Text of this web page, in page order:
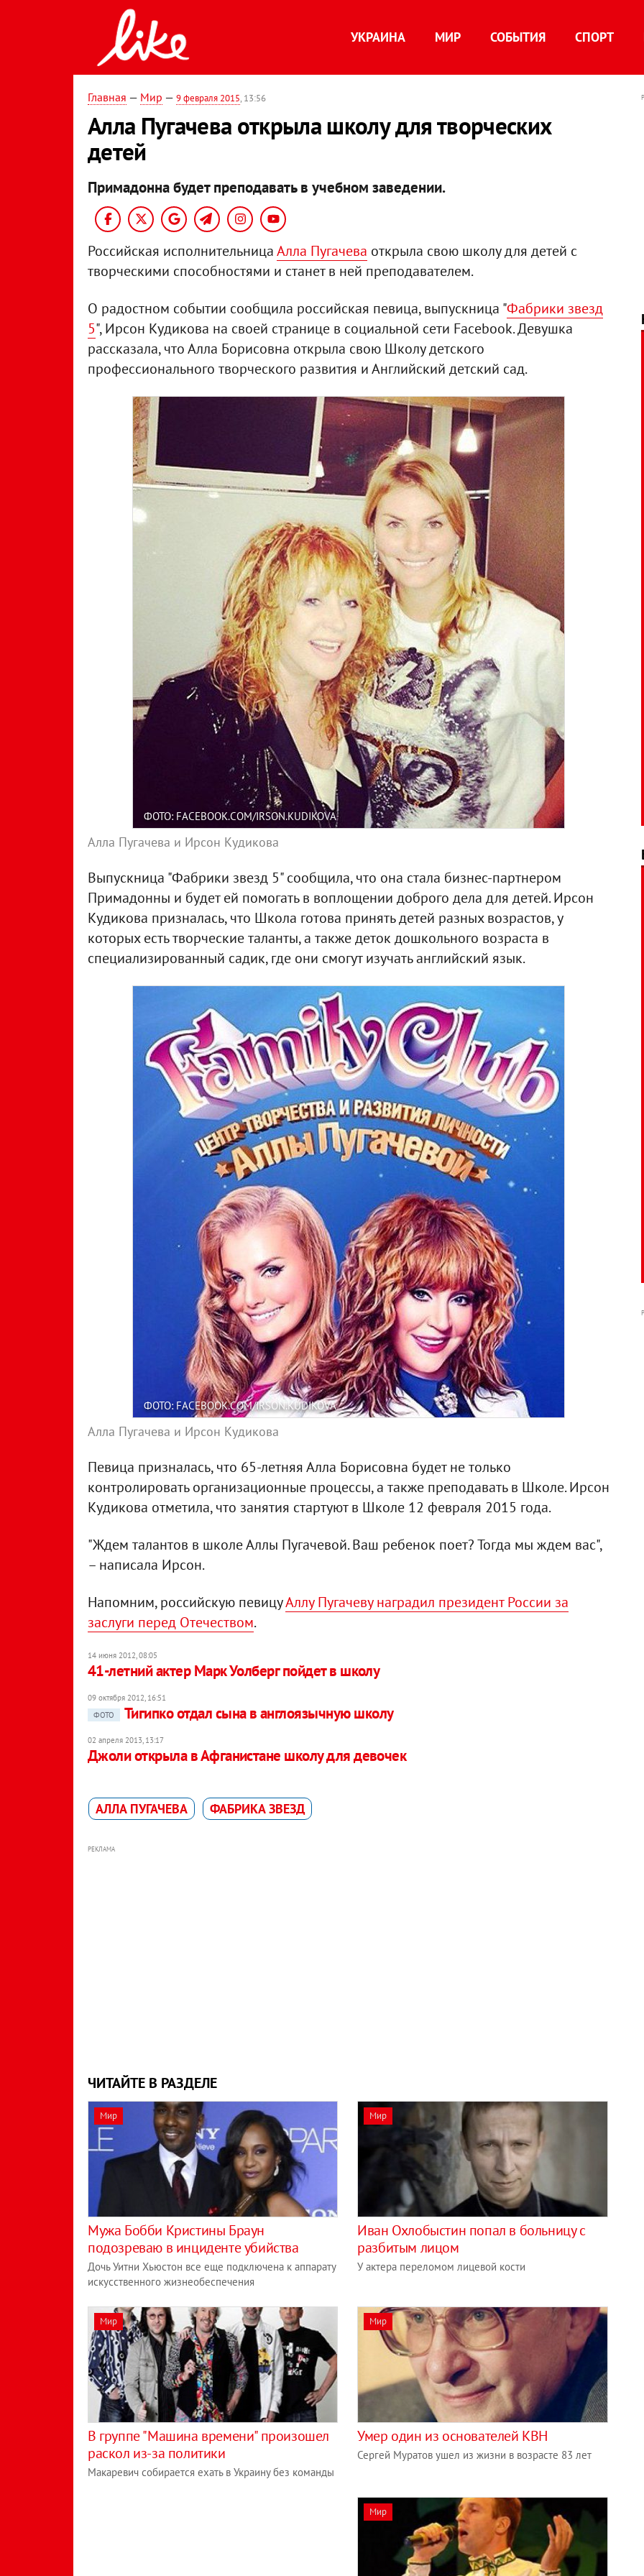
УКРАИНА МИР СОБЫТИЯ СПОРТ
Главная — Мир — 9 февраля 2015, 13:56
Алла Пугачева открыла школу для творческих
детей
Примадонна будет преподавать в учебном заведении.
Российская исполнительницаАлла Пугачева открыла свою школу для детей с
творческими способностями и станет в ней преподавателем.
О радостном событии сообщила российская певица, выпускница "Фабрики звезд
5", Ирсон Кудикова на своей странице в социальной сети Facebook. Девушка
рассказала, что Алла Борисовна открыла свою Школу детского
профессионального творческого развития и Английский детский сад.
ФОТО: FACEBOOK.COM/IRSON.KUDIKOVA
Алла Пугачева и Ирсон Кудикова
Выпускница "Фабрики звезд 5" сообщила, что она стала бизнес-партнером
Примадонны и будет ей помогать в воплощении доброго дела для детей. Ирсон
Кудикова призналась, что Школа готова принять детей разных возрастов, у
которых есть творческие таланты, а также деток дошкольного возраста в
специализированный садик, где они смогут изучать английский язык.
ФОТО: FACEBOOK.COM/IRSON.KUDIKOVA
Алла Пугачева и Ирсон Кудикова
Певица призналась, что 65-летняя Алла Борисовна будет не только
контролировать организационные процессы, а также преподавать в Школе. Ирсон
Кудикова отметила, что занятия стартуют в Школе 12 февраля 2015 года.
"Ждем талантов в школе Аллы Пугачевой. Ваш ребенок поет? Тогда мы ждем вас",
– написала Ирсон.
Напомним, российскую певицуАллу Пугачеву наградил президент России за
заслуги перед Отечеством.
14 июня 2012, 08:05
41-летний актер Марк Уолберг пойдет в школу
09 октября 2012, 16:51
ФОТО
Тигипко отдал сына в англоязычную школу
02 апреля 2013, 13:17
Джоли открыла в Афганистане школу для девочек
АЛЛА ПУГАЧЕВА ФАБРИКА ЗВЕЗД
РЕКЛАМА
ЧИТАЙТЕ В РАЗДЕЛЕ
Мир
Мужа Бобби Кристины Браун
подозреваю в инциденте убийства
Дочь Уитни Хьюстон все еще подключена к аппарату
искусственного жизнеобеспечения
Мир
Иван Охлобыстин попал в больницу с
разбитым лицом
У актера переломом лицевой кости
Мир
В группе "Машина времени" произошел
раскол из-за политики
Макаревич собирается ехать в Украину без команды
Мир
Умер один из основателей КВН
Сергей Муратов ушел из жизни в возрасте 83 лет
Мир